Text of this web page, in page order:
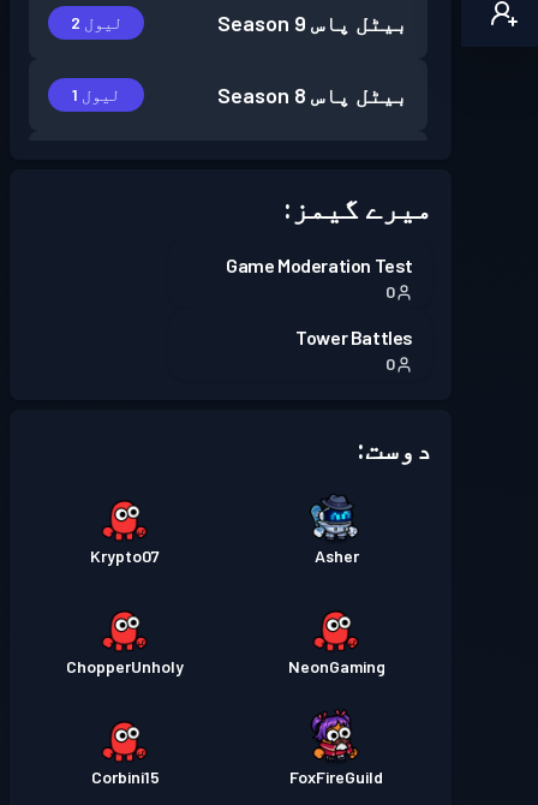
بیٹل پاس Season 9 لیول 2
بیٹل پاس Season 8 لیول 1
بیٹل پاس
بیٹل پاس لیول 2
میرے گیمز:
Game Moderation Test
0
Tower Battles
0
دوست:
Asher
Krypto07
NeonGaming
ChopperUnholy
FoxFireGuild
Corbini15